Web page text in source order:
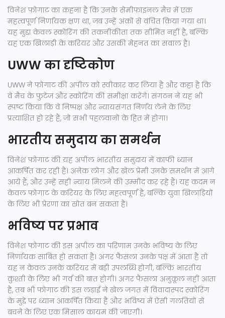
विनेश फोगाट का कहना है कि उनके सेमीफाइनल मैच में एक
महत्वपूर्ण निर्णायक क्षण था, जब उन्हें अंकों से वंचित किया गया था।
यह मुद्दा केवल स्कोरिंग की तकनीकीता तक सीमित नहीं है, बल्कि
यह एक खिलाड़ी के करियर और उसकी मेहनत का सवाल है।
UWW का दृष्टिकोण
UWW ने फोगाट की अपील को स्वीकार कर लिया है और कहा है कि
वे मैच के फुटेज और स्कोरिंग की समीक्षा करेंगे। संगठन ने यह भी
स्पष्ट किया कि वे निष्पक्ष और न्यायसंगत निर्णय लेने के लिए
प्रत्याशित हो रहे हैं, जो सभी पहलवानों के हित में होगा।
भारतीय समुदाय का समर्थन
विनेश फोगाट की यह अपील भारतीय समुदाय में काफी ध्यान
आकर्षित कर रही है। अनेक लोग और खेल प्रेमी उनके समर्थन में आगे
आये हैं, और उन्हें सही न्याय मिलने की उम्मीद कर रहे हैं। यह कदम न
केवल फोगाट के करियर के लिए महत्वपूर्ण है, बल्कि युवा खिलाड़ियों
के लिए भी प्रेरणा का स्रोत बन सकता है।
भविष्य पर प्रभाव
विनेश फोगाट की इस अपील का परिणाम उनके भविष्य के लिए
निर्णायक साबित हो सकता है। अगर फैसला उनके पक्ष में आता है तो
यह न केवल उनके करियर में बड़ी उपलब्धि होगी, बल्कि भारतीय
कुश्ती के लिए भी गर्व की बात होगी। अगर फैसला अनुकूल नहीं आता
है, तब भी फोगाट की इस लड़ाई ने खेल जगत में विवादास्पद स्कोरिंग
के मुद्दे पर ध्यान आकर्षित किया है और भविष्य में ऐसी गलतियों से
बचने के लिए एक मिसाल कायम की जाएगी।